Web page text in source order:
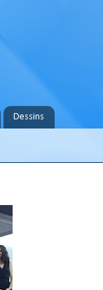
Dessins